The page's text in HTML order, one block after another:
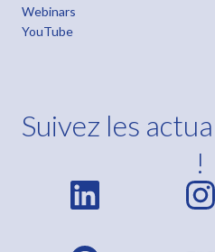
Webinars
YouTube
Suivez les
!